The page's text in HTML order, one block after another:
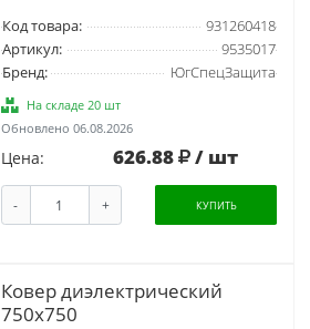
Код товара:
931260418
Артикул:
9535017
Бренд:
ЮгСпецЗащита
На складе 20 шт
Обновлено 06.08.2026
Цена: 626.88 / шт
- + КУПИТЬ
Ковер диэлектрический
750х750